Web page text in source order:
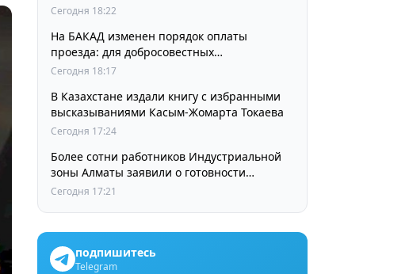
Сегодня 18:22
На БАКАД изменен порядок оплаты
проезда: для добросовестных
пользователей стоимость остается
Сегодня 18:17
В Казахстане издали книгу с избранными
высказываниями Касым-Жомарта Токаева
Сегодня 17:24
Более сотни работников Индустриальной
зоны Алматы заявили о готовности
принять участие в выборах членов
Сегодня 17:21
подпишитесь
Telegram